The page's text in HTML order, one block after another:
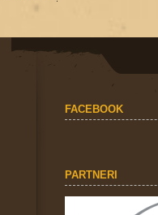
FACEBOOK
PARTNERI